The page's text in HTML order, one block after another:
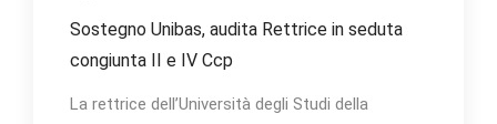
Sostegno Unibas, audita Rettrice in seduta
congiunta II e IV Ccp
La rettrice dell’Università degli Studi della